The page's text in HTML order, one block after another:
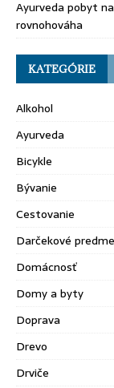
Ayurveda pobyt
rovnohováha
KATEGÓRIE
Alkohol
Ayurveda
Bicykle
Bývanie
Cestovanie
Darčekové
Domácnosť
Domy a byty
Doprava
Drevo
Drviče